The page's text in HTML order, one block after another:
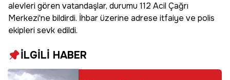
alevleri gören vatandaşlar, durumu 112 Acil Çağrı
Merkezi'ne bildirdi. İhbar üzerine adrese itfaiye ve polis
ekipleri sevk edildi.
İLGİLİ HABER